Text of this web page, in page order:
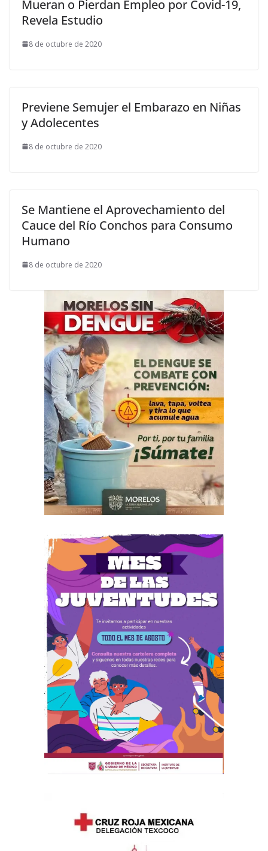
Mueran o Pierdan Empleo por Covid-19,
Revela Estudio
8 de octubre de 2020
Previene Semujer el Embarazo en Niñas
y Adolecentes
8 de octubre de 2020
Se Mantiene el Aprovechamiento del
Cauce del Río Conchos para Consumo
Humano
8 de octubre de 2020